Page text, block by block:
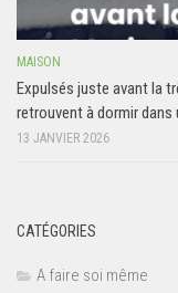
MAISON
Expulsés juste avant la
retrouvent à dormir dans
13 JANVIER 2026
CATÉGORIES
A faire soi même